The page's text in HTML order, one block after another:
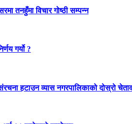
तनहुँमा विचार गोष्ठी सम्पन्न
गर्यो ?
हटाउन व्यास नगरपालिकाको दोस्रो